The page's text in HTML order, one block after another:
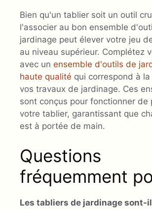
Bien qu'un tablier soit un outil
l'associer au bon ensemble
jardinage peut élever votre jeu
au niveau supérieur. Complétez
avec un ensemble d'outils de
haute qualité qui correspond à
vos travaux de jardinage. Ces
sont conçus pour fonctionner de
votre tablier, garantissant que
est à portée de main.
Questions
fréquemment
Les tabliers de jardinage sont-